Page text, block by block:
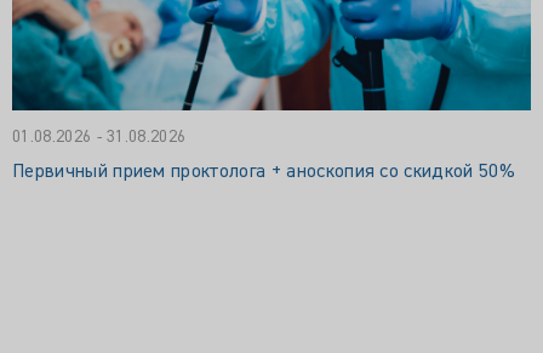
01.08.2026 - 31.08.2026
Первичный прием проктолога + аноскопия со скидкой 50%